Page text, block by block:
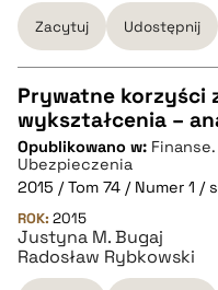
BIBTEX
pobierz cytat
Zacytuj Udostępnij
CZYSTY TEKST
pobierz cytat
BIBTEX
Prywatne korzyści
wykształcenia –
Opublikowano w:
Ubezpieczenia
2015 / Tom 74 / Numer 1 /
ROK: 2015
Justyna M. Bugaj
Radosław Rybkowski